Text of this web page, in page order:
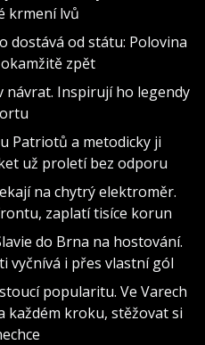
krmení lvů
dostává od státu: Polovina
zpět
návrat. Inspirují ho legendy
Patriotů a metodicky ji
už proletí bez odporu
na chytrý elektroměr.
zaplatí tisíce korun
do Brna na hostování.
vyčnívá i přes vlastní gól
popularitu. Ve Varech
každém kroku, stěžovat si